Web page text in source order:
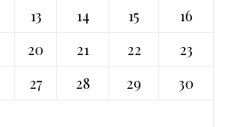
13 14 15
16
20 21 22
23
27 28 29
30